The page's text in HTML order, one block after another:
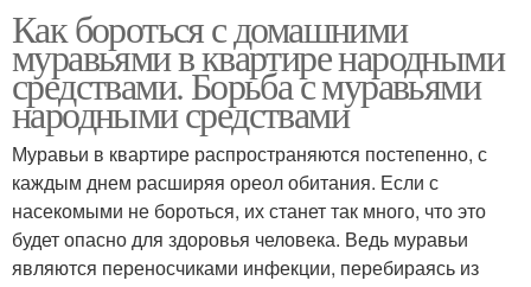
Как бороться с домашними
муравьями в квартире народными
средствами. Борьба с муравьями
народными средствами
Муравьи в квартире распространяются постепенно, с
каждым днем расширяя ореол обитания. Если с
насекомыми не бороться, их станет так много, что это
будет опасно для здоровья человека. Ведь муравьи
являются переносчиками инфекции, перебираясь из